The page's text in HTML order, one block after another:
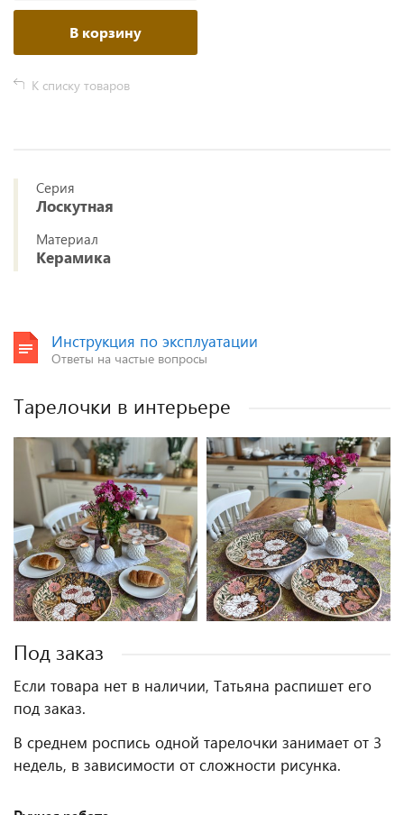
В корзину
К списку товаров
Серия
Лоскутная
Материал
Керамика
Инструкция по эксплуатации
Ответы на частые вопросы
Тарелочки в интерьере
Под заказ
Если товара нет в наличии, Татьяна распишет его
под заказ.
В среднем роспись одной тарелочки занимает от 3
недель, в зависимости от сложности рисунка.